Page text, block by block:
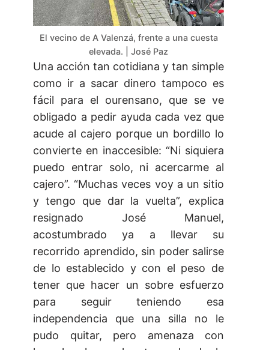
El vecino de A Valenzá, frente a una cuesta
elevada. | José Paz
Una acción tan cotidiana y tan simple
como ir a sacar dinero tampoco es
fácil para el ourensano, que se ve
obligado a pedir ayuda cada vez que
acude al cajero porque un bordillo lo
convierte en inaccesible: “Ni siquiera
puedo entrar solo, ni acercarme al
cajero”. “Muchas veces voy a un sitio
y tengo que dar la vuelta”, explica
resignado José Manuel,
acostumbrado ya a llevar su
recorrido aprendido, sin poder salirse
de lo establecido y con el peso de
tener que hacer un sobre esfuerzo
para seguir teniendo esa
independencia que una silla no le
pudo quitar, pero amenaza con